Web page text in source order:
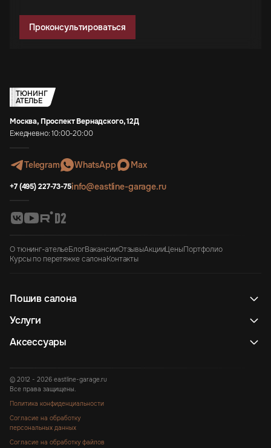
Проконсультироваться
ТЮНИНГ
АТЕЛЬЕ
Москва, Проспект Вернадского, 12Д
Ежедневно: 10:00-20:00
Telegram WhatsApp Max
+7 (495) 227-73-75info@eastline-garage.ru
О тюнинг-ательеБлогВакансииОтзывыАкцииЦеныПортфолио
Курсы по перетяжке салонаКонтакты
Пошив салона
Услуги
Аксессуары
© 2012 - 2026 eastline-garage.ru
Все права защищены.
Политика конфиденциальности
Согласие на обработку
персональных данных
Согласие на обработку файлов